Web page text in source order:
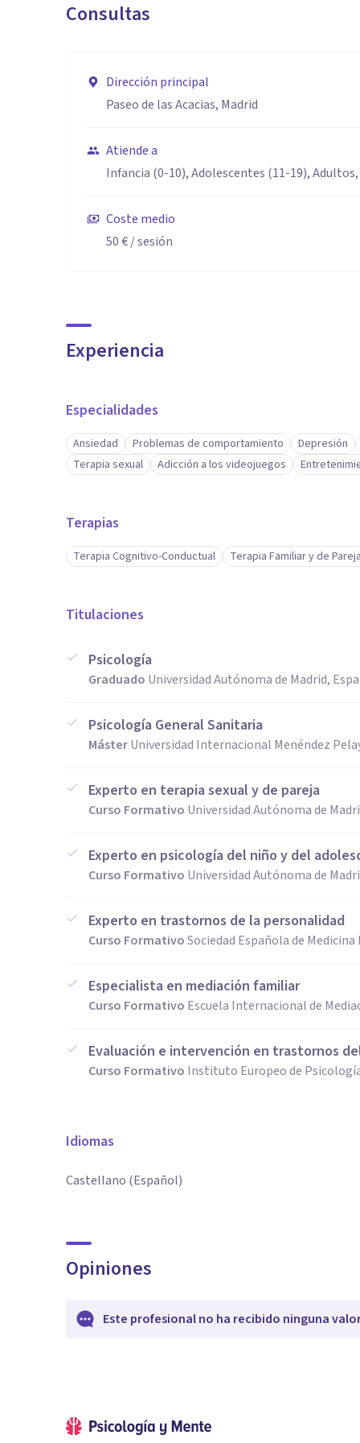
Consultas
Dirección principal
Paseo de las Acacias, Madrid
Atiende a
Infancia (0-10), Adolescentes (11-19),
Coste medio
50 €/ sesión
Experiencia
Especialidades
Ansiedad Problemas de comportamiento
Depresión
Terapia sexual
Adicción a los videojuegos
Terapias
Terapia Cognitivo-Conductual Terapia Familiar y de
Titulaciones
Psicología
Graduado Universidad Autónoma de Madrid,
Psicología General Sanitaria
MásterUniversidad Internacional Menéndez
Experto en terapia sexual y de pareja
Curso Formativo Universidad Autónoma de
Experto en psicología del niño y del
Curso Formativo Universidad Autónoma de
Experto en trastornos de la personalidad
Curso FormativoSociedad Española de
Especialista en mediación familiar
Curso Formativo Escuela Internacional de
Evaluación e intervención en trastornos
Curso Formativo Instituto Europeo de
Idiomas
Castellano (Español)
Opiniones
Este profesional no ha recibido ninguna